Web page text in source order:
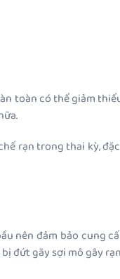
toàn có thể giảm
rạn trong thai kỳ,
nên đảm bảo cung
đứt gãy sợi mô gây